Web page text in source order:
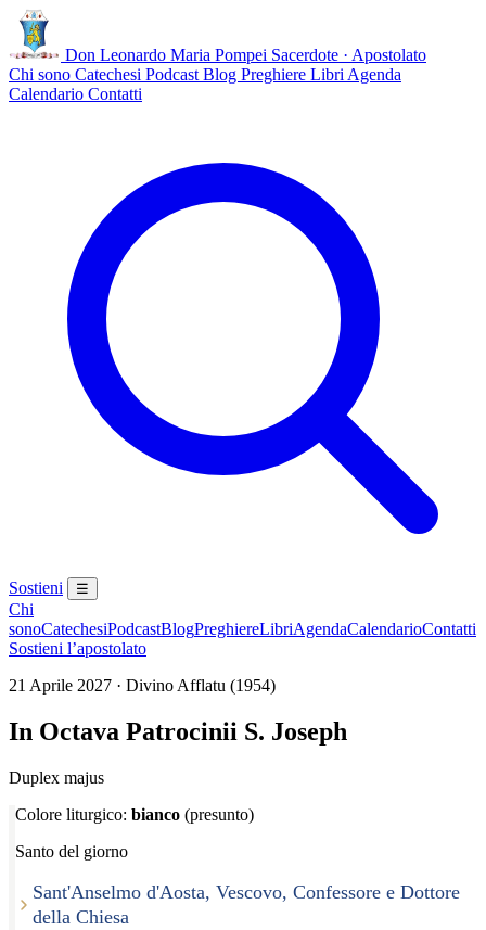
Don Leonardo Maria Pompei Sacerdote · Apostolato
Chi sono Catechesi Podcast Blog Preghiere Libri Agenda
Calendario Contatti
Sostieni ☰
Chi
sonoCatechesiPodcastBlogPreghiereLibriAgendaCalendarioContatti
Sostieni l’apostolato
21 Aprile 2027 · Divino Afflatu (1954)
In Octava Patrocinii S. Joseph
Duplex majus
Colore liturgico: bianco (presunto)
Santo del giorno
Sant'Anselmo d'Aosta, Vescovo, Confessore e Dottore
della Chiesa